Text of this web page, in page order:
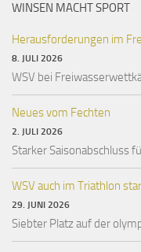
WINSEN MACHT SPORT
Herausforderungen im
8. JULI 2026
WSV bei
Neues vom Fechten
2. JULI 2026
Starker Saisonabschluss
WSV auch im Triathlon
29. JUNI 2026
Siebter Platz auf der